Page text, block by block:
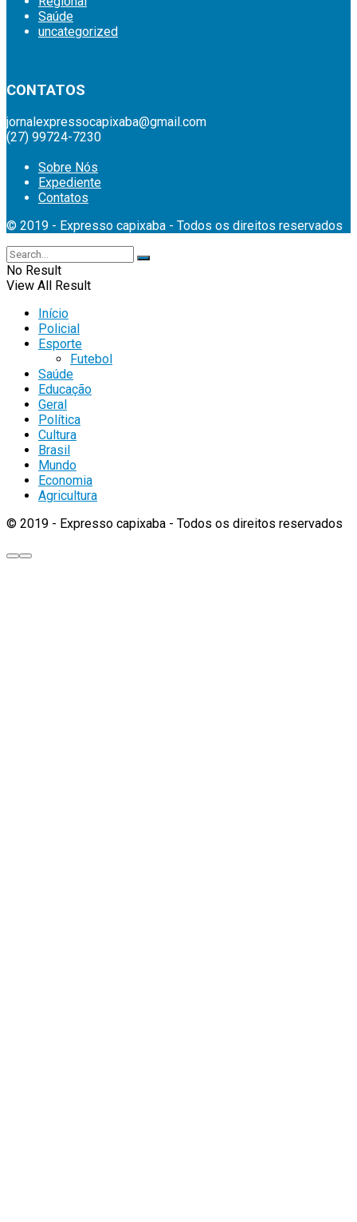
Saúde
uncategorized
CONTATOS
jornalexpressocapixaba@gmail.com
(27) 99724-7230
Sobre Nós
Expediente
Contatos
© 2019 - Expresso capixaba - Todos os direitos reservados
No Result
View All Result
Início
Policial
Esporte
Futebol
Saúde
Educação
Geral
Política
Cultura
Brasil
Mundo
Economia
Agricultura
© 2019 - Expresso capixaba - Todos os direitos reservados